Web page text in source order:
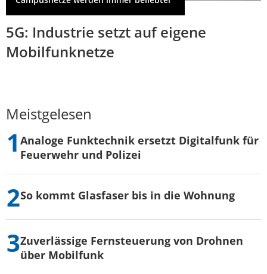
5G: Industrie setzt auf eigene
Mobilfunknetze
Meistgelesen
Analoge Funktechnik ersetzt Digitalfunk für
Feuerwehr und Polizei
So kommt Glasfaser bis in die Wohnung
Zuverlässige Fernsteuerung von Drohnen
über Mobilfunk